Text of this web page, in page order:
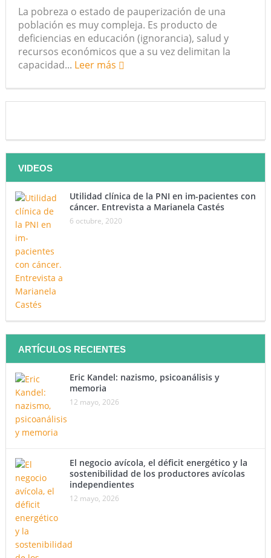
futuro “ilimitado” de la Inteligencia Artificial
¿Qué sabemos de los alimentos ultraprocesados?
¿Los 20 años de regalo? Parte II
Academia de Ciencias Físicas, Matemáticas y Naturales
¿Los veinte años de regalo?
Nuevas noticias sobre las dietas vegetarianas y el riesgo
de cáncer
La pobreza o estado de pauperización de una
población es muy compleja. Es producto de
deficiencias en educación (ignorancia), salud y
recursos económicos que a su vez delimitan la
capacidad... Leer más
VIDEOS
Utilidad clínica de la PNI en im-pacientes con
cáncer. Entrevista a Marianela Castés
6 octubre, 2020
ARTÍCULOS RECIENTES
Eric Kandel: nazismo, psicoanálisis y
memoria
12 mayo, 2026
El negocio avícola, el déficit energético y la
sostenibilidad de los productores avícolas
independientes
12 mayo, 2026